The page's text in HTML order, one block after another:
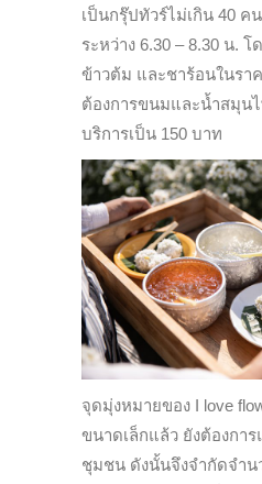
เป็นกรุ๊ปทัวร์ไม่เกิน 40 ค
ระหว่าง 6.30 – 8.30 น.
ข้าวต้ม และชาร้อนในรา
ต้องการขนมและน้ำสมุน
บริการเป็น 150 บาท
จุดมุ่งหมายของ I love
ขนาดเล็กแล้ว ยังต้องกา
ชุมชน ดังนั้นจึงจำกัดจำน